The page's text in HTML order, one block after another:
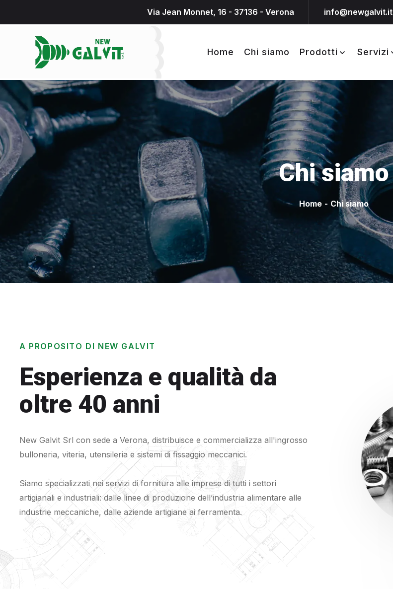
Via Jean Monnet, 16 - 37136 - Verona info@newgalvit.it
Home Chi siamo Prodotti Servizi
Chi siamo
Home - Chi siamo
A PROPOSITO DI NEW GALVIT
Esperienza e qualità da
oltre 40 anni
New Galvit Srl con sede a Verona, distribuisce e commercializza all'ingrosso
bulloneria, viteria, utensileria e sistemi di fissaggio meccanici.
Siamo specializzati nei servizi di fornitura alle imprese di tutti i settori
artigianali e industriali: dalle linee di produzione dell’industria alimentare alle
industrie meccaniche, dalle aziende artigiane ai ferramenta.